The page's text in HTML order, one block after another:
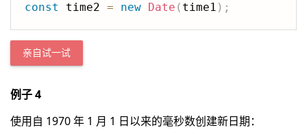
const time2 = new Date ( time1 ) ;
亲自试一试
例子 4
使用自 1970 年 1 月 1 日以来的毫秒数创建新日期：